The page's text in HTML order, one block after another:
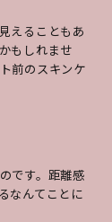
えることもあ
もしれませ
前のスキンケ
です。距離感
なんてことに